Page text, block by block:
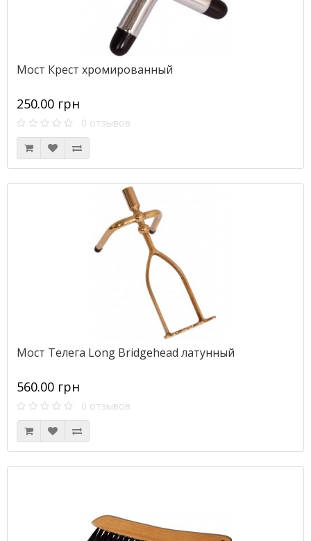
Мост Крест хромированный
250.00 грн
0 отзывов
Мост Телега Long Bridgehead латунный
560.00 грн
0 отзывов